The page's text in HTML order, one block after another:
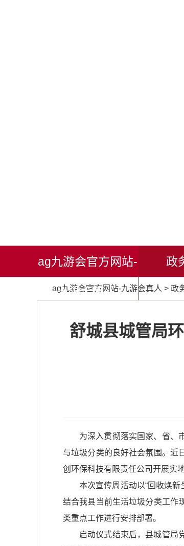
ag九游会官方网站-
九游会真人
政
ag九游会官方网站-九游会真人 > 政
舒城县城管局
为深入贯彻落实国家、省、
与垃圾分类的良好社会氛围。近
创环保科技有限责任公司开展实
本次宣传周活动以“回收焕
结合我县当前生活垃圾分类工作
类重点工作进行安排部署。
启动仪式结束后，县城管局